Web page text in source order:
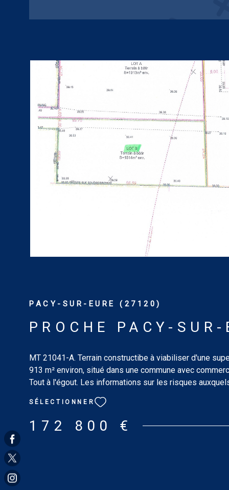
VOIR LE BIEN
PACY-SUR-EURE (27120)
PROCHE PACY-SUR-
MT 21041-A. Terrain constructibe à viabiliser d'une
913 m² environ, situé dans une commune avec
Tout à l'égout. Les informations sur les risques
SÉLECTIONNER
172 800 €